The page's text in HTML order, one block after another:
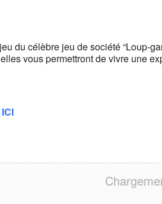
du célèbre jeu de société
vous permettront de vivre une